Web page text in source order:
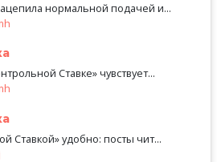
нормальной подачей и...
Ставке» чувствует...
Ставкой» удобно: посты чит...